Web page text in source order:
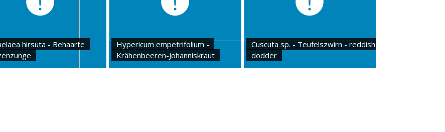
hirsuta - Behaarte
Hypericum empetrifolium -
Krähenbeeren-Johanniskraut
Cuscuta sp. - Teufelszwirn - reddish
dodder